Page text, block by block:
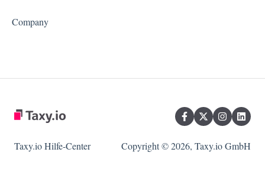
Company
Taxy.io Hilfe-Center Copyright © 2026, Taxy.io GmbH